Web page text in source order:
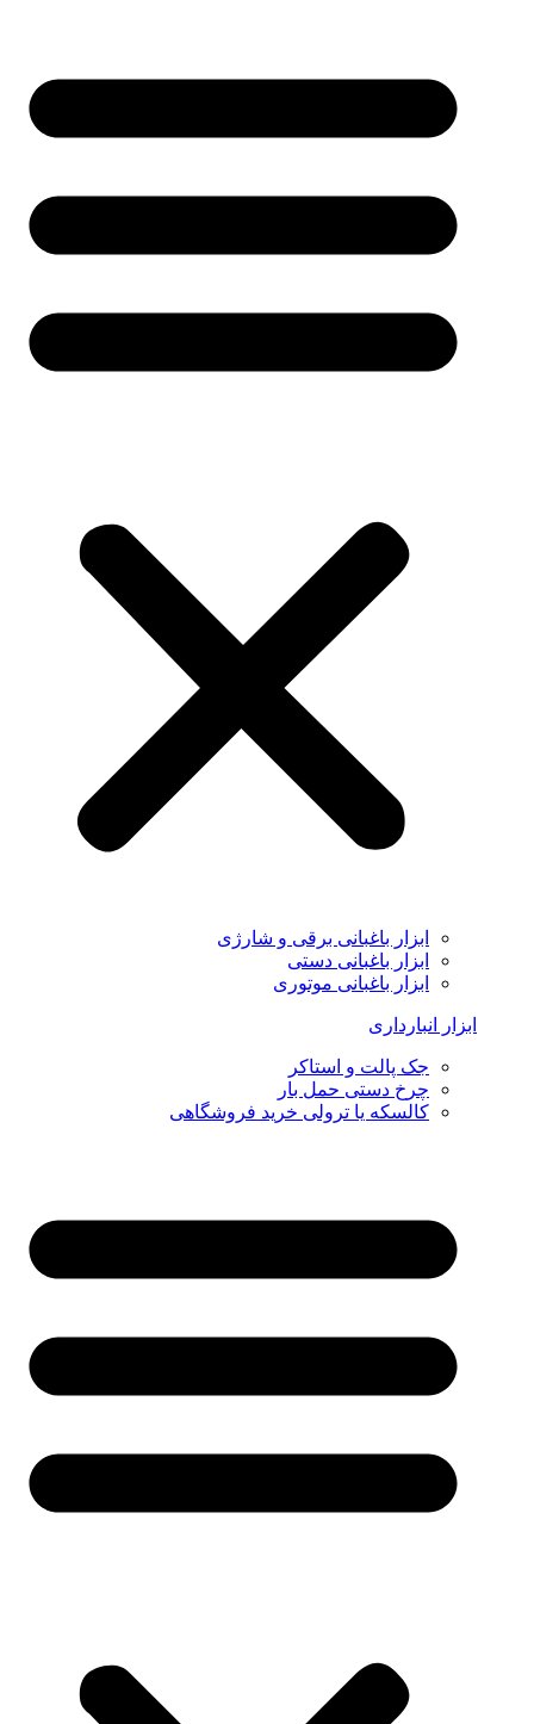
ابزار باغبانی برقی و شارژی
ابزار باغبانی دستی
ابزار باغبانی موتوری
ابزار انبارداری
جک پالت و استاکر
چرخ دستی حمل بار
کالسکه یا ترولی خرید فروشگاهی